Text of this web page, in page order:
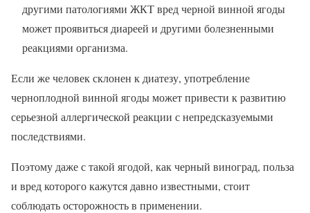
другими патологиями ЖКТ вред черной винной ягоды
может проявиться диареей и другими болезненными
реакциями организма.
Если же человек склонен к диатезу, употребление
черноплодной винной ягоды может привести к развитию
серьезной аллергической реакции с непредсказуемыми
последствиями.
Поэтому даже с такой ягодой, как черный виноград, польза
и вред которого кажутся давно известными, стоит
соблюдать осторожность в применении.